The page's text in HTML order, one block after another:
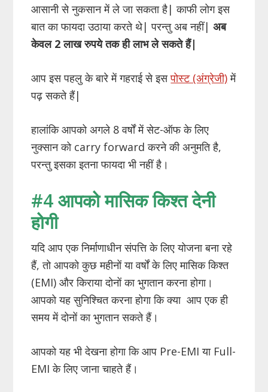
आसानी से नुकसान में ले जा सकता है| काफी लोग इस
बात का फायदा उठाया करते थे| परन्तु अब नहीं|अब
केवल 2 लाख रुपये तक ही लाभ ले सकते हैं|
आप इस पहलु के बारे में गहराई से इसपोस्ट (अंग्रेजी)में
पढ़ सकते हैं|
हालांकि आपको अगले 8 वर्षों में सेट-ऑफ के लिए
नुक्सान को carry forward करने की अनुमति है,
परन्तु इसका इतना फायदा भी नहीं है।
#4 आपको मासिक किश्त देनी
होगी
यदि आप एक निर्माणाधीन संपत्ति के लिए योजना बना रहे
हैं, तो आपको कुछ महीनों या वर्षों के लिए मासिक किश्त
(EMI) और किराया दोनों का भुगतान करना होगा।
आपको यह सुनिश्चित करना होगा कि क्या आप एक ही
समय में दोनों का भुगतान सकते हैं।
आपको यह भी देखना होगा कि आप Pre-EMI या Full-
EMI के लिए जाना चाहते हैं।